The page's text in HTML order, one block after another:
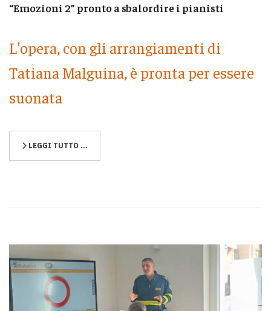
“Emozioni 2” pronto a sbalordire i pianisti
L'opera, con gli arrangiamenti di
Tatiana Malguina, è pronta per essere
suonata
LEGGI TUTTO …